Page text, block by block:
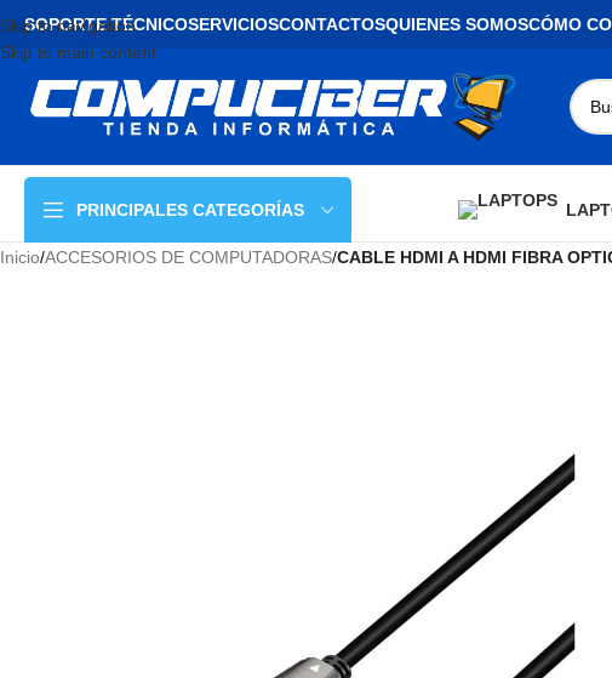
Skip to navigation
Skip to main content
SOPORTE TÉCNICOSERVICIOSCONTACTOSQUIENES SOMOSCÓMO
PRINCIPALES CATEGORÍAS
Inicio/ACCESORIOS DE COMPUTADORAS/CABLE HDMI A HDMI FIBRA